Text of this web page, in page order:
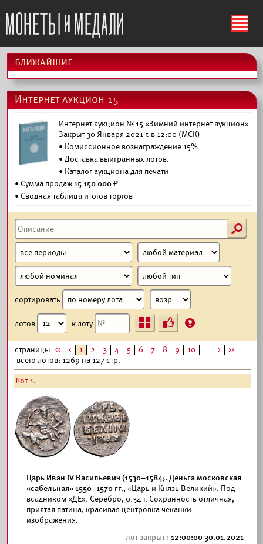
ś
ближайшие
Интернет аукцион 15
Интернет аукцион № 15 «Зимний интернет аукцион»
Закрыт 30 Января 2021 г. в 12:00 (МСК)
• Комиссионное вознаграждение 15%.
•Доставка выигранных лотов.
• Каталог аукциона для печати
• Сумма продаж15 150 000 ₽
• Сводная таблица итогов торгов
s
сортировать
лотов к лоту Ъ ?
страницы << < 1 2 3 4 5 6 7 8 9 10 ... >
>>
всего лотов: 1269 на 127 стр.
Лот 1.
Царь Иван IV Васильевич (1530–1584). Деньга московская
«сабельная» 1550–1570 гг., «Царь и Князь Великий». Под
всадником «ДЕ». Серебро, 0.34 г. Сохранность отличная,
приятая патина, красивая центровка чеканки
изображения.
12:00:00 30.01.2021